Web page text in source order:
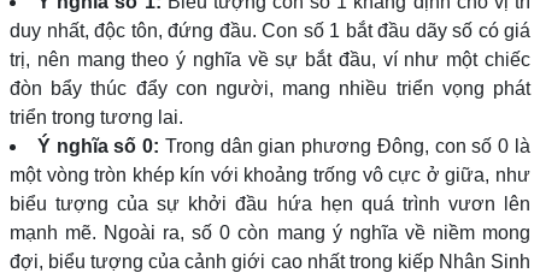
duy nhất, độc tôn, đứng đầu. Con số 1 bắt đầu dãy số có giá
trị, nên mang theo ý nghĩa về sự bắt đầu, ví như một chiếc
đòn bẩy thúc đẩy con người, mang nhiều triển vọng phát
triển trong tương lai.
Ý nghĩa số 0: Trong dân gian phương Đông, con số 0 là
một vòng tròn khép kín với khoảng trống vô cực ở giữa, như
biểu tượng của sự khởi đầu hứa hẹn quá trình vươn lên
mạnh mẽ. Ngoài ra, số 0 còn mang ý nghĩa về niềm mong
đợi, biểu tượng của cảnh giới cao nhất trong kiếp Nhân Sinh